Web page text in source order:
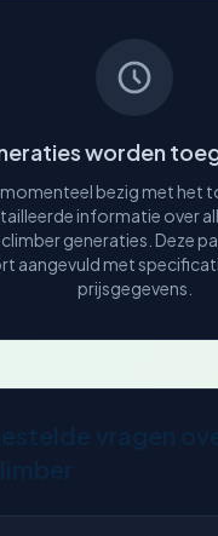
worden
momenteel bezig met het
informatie over
generaties. Deze
aangevuld met
prijsgegevens.